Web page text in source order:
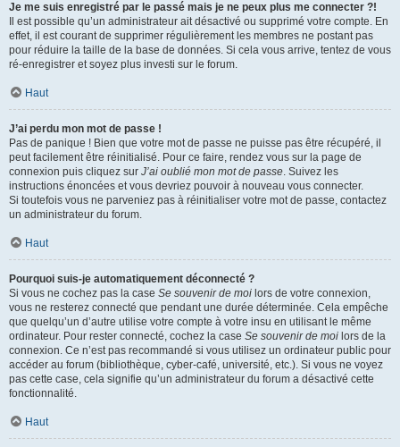
Je me suis enregistré par le passé mais je ne peux plus me connecter ?!
Il est possible qu’un administrateur ait désactivé ou supprimé votre compte. En
effet, il est courant de supprimer régulièrement les membres ne postant pas
pour réduire la taille de la base de données. Si cela vous arrive, tentez de vous
ré-enregistrer et soyez plus investi sur le forum.
Haut
J’ai perdu mon mot de passe !
Pas de panique ! Bien que votre mot de passe ne puisse pas être récupéré, il
peut facilement être réinitialisé. Pour ce faire, rendez vous sur la page de
connexion puis cliquez sur J’ai oublié mon mot de passe. Suivez les
instructions énoncées et vous devriez pouvoir à nouveau vous connecter.
Si toutefois vous ne parveniez pas à réinitialiser votre mot de passe, contactez
un administrateur du forum.
Haut
Pourquoi suis-je automatiquement déconnecté ?
Si vous ne cochez pas la case Se souvenir de moi lors de votre connexion,
vous ne resterez connecté que pendant une durée déterminée. Cela empêche
que quelqu’un d’autre utilise votre compte à votre insu en utilisant le même
ordinateur. Pour rester connecté, cochez la case Se souvenir de moi lors de la
connexion. Ce n’est pas recommandé si vous utilisez un ordinateur public pour
accéder au forum (bibliothèque, cyber-café, université, etc.). Si vous ne voyez
pas cette case, cela signifie qu’un administrateur du forum a désactivé cette
fonctionnalité.
Haut